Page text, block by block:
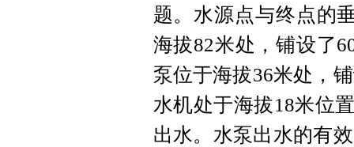
题。水源点与终点的
海拔82米处，铺设了
泵位于海拔36米处，
水机处于海拔18米位
出水。水泵出水的有